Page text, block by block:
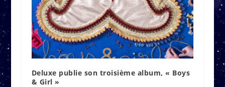
Deluxe publie son troisième album, « Boys
& Girl »